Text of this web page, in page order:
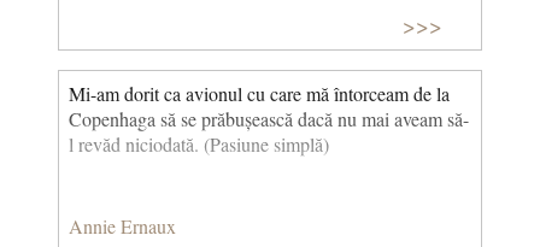
>>>
Mi-am dorit ca avionul cu care mă întorceam de la
Copenhaga să se prăbușească dacă nu mai aveam să-
l revăd niciodată. (Pasiune simplă)
Annie Ernaux